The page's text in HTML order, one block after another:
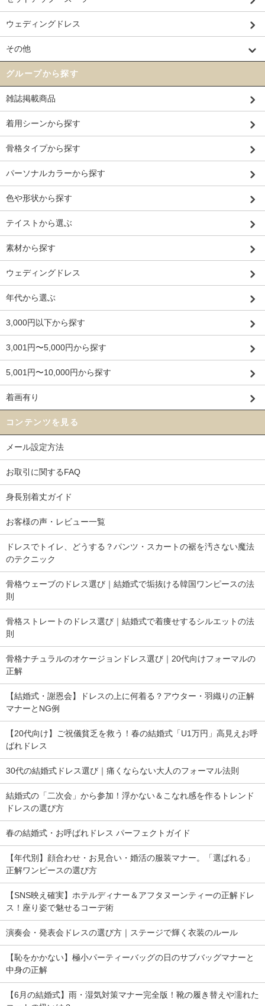
ウェディングドレス
その他
グループから探す
雑誌掲載商品
着用シーンから探す
骨格タイプから探す
パーソナルカラーから探す
色や形状から探す
テイストから選ぶ
素材から探す
ウェディングドレス
年代から選ぶ
3,000円以下から探す
3,001円〜5,000円から探す
5,001円〜10,000円から探す
着画有り
コンテンツを見る
メール設定方法
お取引に関するFAQ
身長別着丈ガイド
お客様の声・レビュー一覧
ドレスでトイレ、どうする？パンツ・スカートの裾を汚さない魔法
のテクニック
骨格ウェーブのドレス選び｜結婚式で垢抜ける韓国ワンピースの法
則
骨格ストレートのドレス選び｜結婚式で着痩せするシルエットの法
則
骨格ナチュラルのオケージョンドレス選び｜20代向けフォーマルの
正解
【結婚式・謝恩会】ドレスの上に何着る？アウター・羽織りの正解
マナーとNG例
【20代向け】ご祝儀貧乏を救う！春の結婚式「U1万円」高見えお呼
ばれドレス
30代の結婚式ドレス選び｜痛くならない大人のフォーマル法則
結婚式の「二次会」から参加！浮かない＆こなれ感を作るトレンド
ドレスの選び方
春の結婚式・お呼ばれドレス パーフェクトガイド
【年代別】顔合わせ・お見合い・婚活の服装マナー。「選ばれる」
正解ワンピースの選び方
【SNS映え確実】ホテルディナー＆アフタヌーンティーの正解ドレ
ス！座り姿で魅せるコーデ術
演奏会・発表会ドレスの選び方｜ステージで輝く衣装のルール
【恥をかかない】極小パーティーバッグの日のサブバッグマナーと
中身の正解
【6月の結婚式】雨・湿気対策マナー完全版！靴の履き替えや濡れた